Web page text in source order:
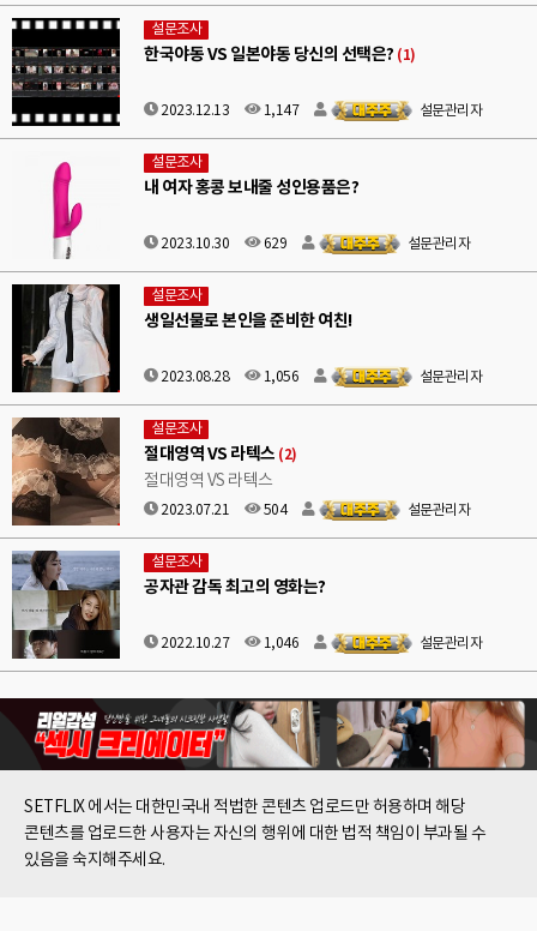
설문조사
한국야동 VS 일본야동 당신의 선택은? (1)
2023.12.13 1,147 설문관리자
설문조사
내 여자 홍콩 보내줄 성인용품은?
2023.10.30 629 설문관리자
설문조사
생일선물로 본인을 준비한 여친!
2023.08.28 1,056 설문관리자
설문조사
절대영역 VS 라텍스 (2)
절대영역 VS 라텍스
2023.07.21 504 설문관리자
설문조사
공자관 감독 최고의 영화는?
2022.10.27 1,046 설문관리자
SETFLIX 에서는 대한민국내 적법한 콘텐츠 업로드만 허용하며 해당
콘텐츠를 업로드한 사용자는 자신의 행위에 대한 법적 책임이 부과될 수
있음을 숙지해주세요.